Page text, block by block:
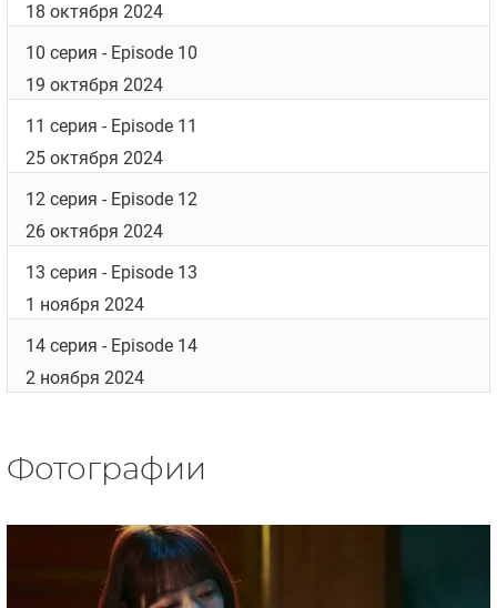
18 октября 2024
10 серия - Episode 10
19 октября 2024
11 серия - Episode 11
25 октября 2024
12 серия - Episode 12
26 октября 2024
13 серия - Episode 13
1 ноября 2024
14 серия - Episode 14
2 ноября 2024
Фотографии